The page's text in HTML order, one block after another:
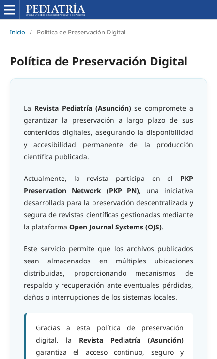
Inicio / Política de Preservación Digital
Política de Preservación Digital
La Revista Pediatría (Asunción)se compromete a
garantizar la preservación a largo plazo de sus
contenidos digitales, asegurando la disponibilidad
y accesibilidad permanente de la producción
científica publicada.
Actualmente, la revista participa en el PKP
Preservation Network (PKP PN), una iniciativa
desarrollada para la preservación descentralizada y
segura de revistas científicas gestionadas mediante
la plataforma Open Journal Systems (OJS).
Este servicio permite que los archivos publicados
sean almacenados en múltiples ubicaciones
distribuidas, proporcionando mecanismos de
respaldo y recuperación ante eventuales pérdidas,
daños o interrupciones de los sistemas locales.
Gracias a esta política de preservación
digital, la Revista Pediatría (Asunción)
garantiza el acceso continuo, seguro y